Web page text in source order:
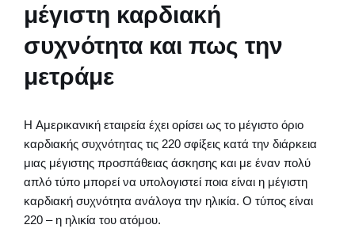
μέγιστη καρδιακή
συχνότητα και πως την
μετράμε
H Αμερικανική εταιρεία έχει ορίσει ως το μέγιστο όριο
καρδιακής συχνότητας τις 220 σφίξεις κατά την διάρκεια
μιας μέγιστης προσπάθειας άσκησης και με έναν πολύ
απλό τύπο μπορεί να υπολογιστεί ποια είναι η μέγιστη
καρδιακή συχνότητα ανάλογα την ηλικία. Ο τύπος είναι
220 – η ηλικία του ατόμου.